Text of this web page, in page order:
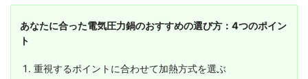
あなたに合った電気圧力鍋のおすすめの選び方：4つのポイン
ト
重視するポイントに合わせて加熱方式を選ぶ